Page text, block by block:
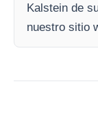
Kalstein de
nuestro sitio